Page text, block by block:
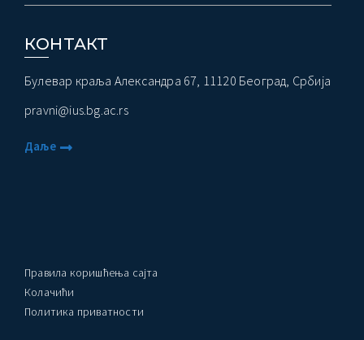
КОНТАКТ
Булевар краља Александра 67, 11120 Београд, Србија
pravni@ius.bg.ac.rs
Даље
Правила коришћења сајта
Колачићи
Политика приватности